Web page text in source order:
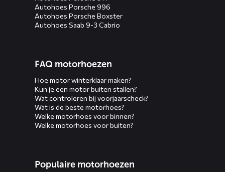
Autohoes Porsche 996
Autohoes Porsche Boxster
Autohoes Saab 9-3 Cabrio
FAQ motorhoezen
Hoe motor winterklaar maken?
Kun je een motor buiten stallen?
Wat controleren bij voorjaarscheck?
Wat is de beste motorhoes?
Welke motorhoes voor binnen?
Welke motorhoes voor buiten?
Populaire motorhoezen